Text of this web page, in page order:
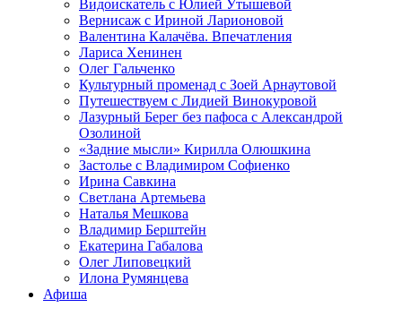
Видоискатель с Юлией Утышевой
Вернисаж с Ириной Ларионовой
Валентина Калачёва. Впечатления
Лариса Хенинен
Олег Гальченко
Культурный променад с Зоей Арнаутовой
Путешествуем с Лидией Винокуровой
Лазурный Берег без пафоса с Александрой
Озолиной
«Задние мысли» Кирилла Олюшкина
Застолье с Владимиром Софиенко
Ирина Савкина
Светлана Артемьева
Наталья Мешкова
Владимир Берштейн
Екатерина Габалова
Олег Липовецкий
Илона Румянцева
Афиша